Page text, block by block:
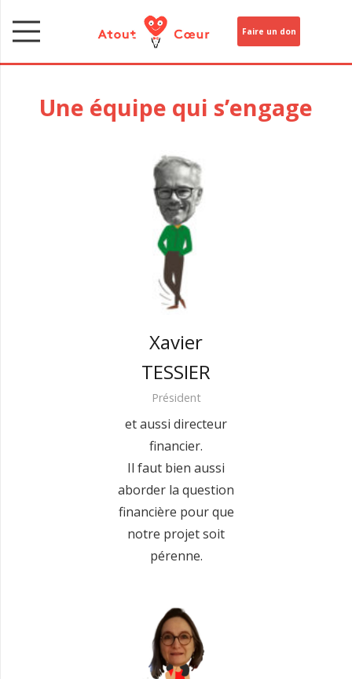
Faire un don
Une équipe qui s’engage
Xavier
TESSIER
Président
et aussi directeur
financier.
Il faut bien aussi
aborder la question
financière pour que
notre projet soit
pérenne.